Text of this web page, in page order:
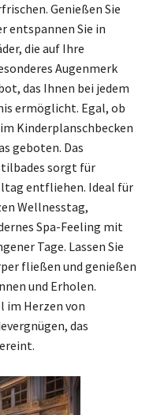
Genießen Sie
entspannen Sie in
die auf Ihre
Augenmerk
das Ihnen bei jedem
ermöglicht. Egal, ob
Kinderplanschbecken
geboten. Das
sorgt für
entfliehen. Ideal für
Wellnesstag,
Spa-Feeling mit
Tage. Lassen Sie
fließen und genießen
und Erholen.
im Herzen von
das